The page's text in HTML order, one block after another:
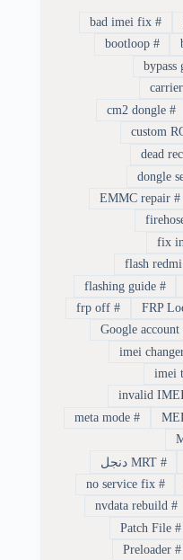
#
bad imei fix
#
bootloop
#
cm2 dongle
#
EMMC repair
flash redmi
#
flashing guide
#
frp off
#
meta mode
# MRT دنجل
#
no service fix
#
nvdata rebuild
#
Patch File
#
Preloader